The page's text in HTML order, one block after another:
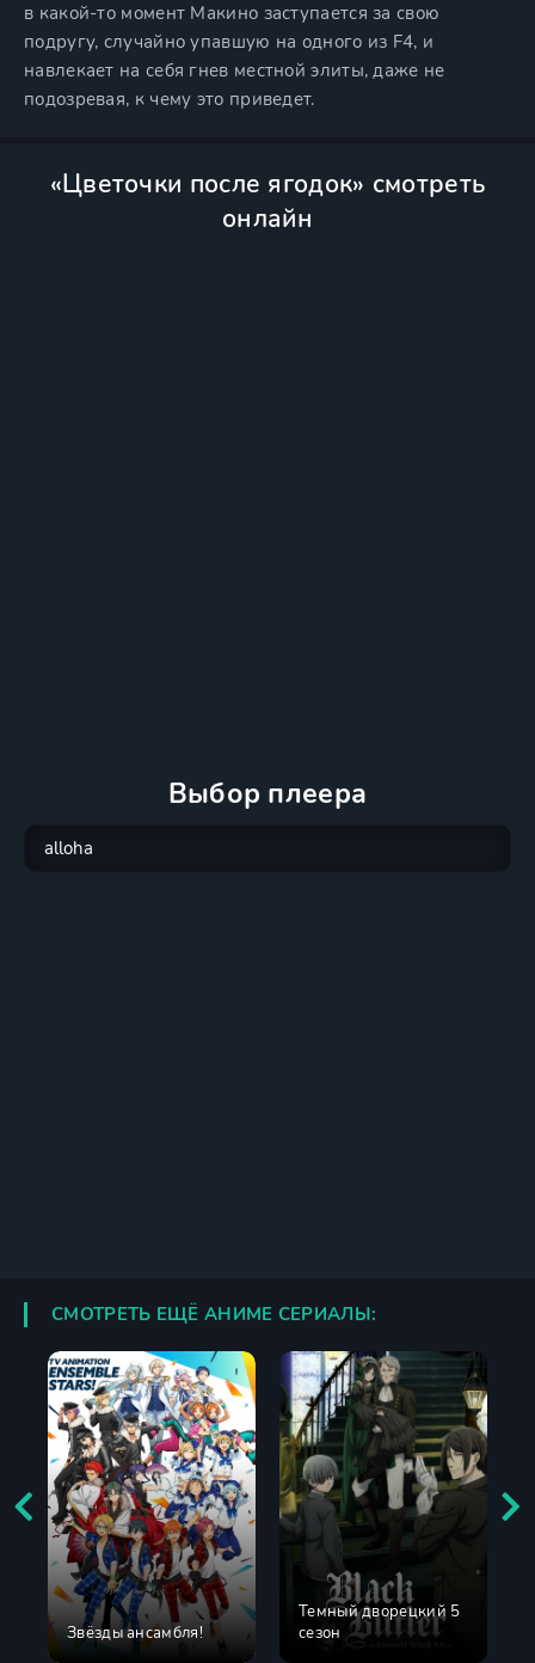
в какой-то момент Макино заступается за свою
подругу, случайно упавшую на одного из F4, и
навлекает на себя гнев местной элиты, даже не
подозревая, к чему это приведет.
«Цветочки после ягодок» смотреть
онлайн
Выбор плеера
СМОТРЕТЬ ЕЩЁ АНИМЕ СЕРИАЛЫ:
Звёзды ансамбля!
Темный дворецкий 5
сезон